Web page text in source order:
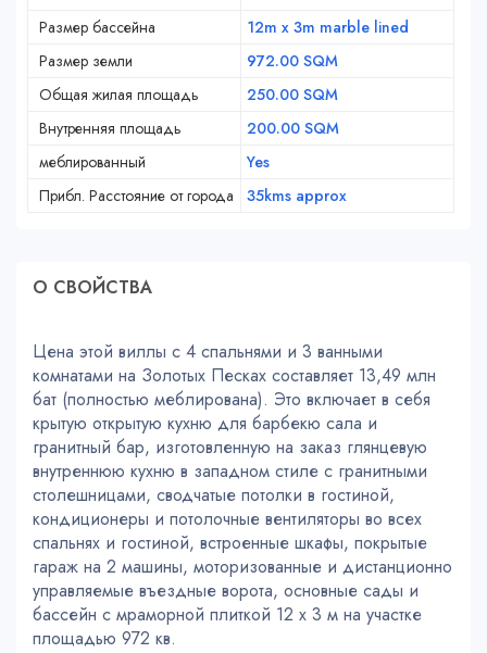
Размер бассейна
12m x 3m marble lined
Размер земли
972.00 SQM
Общая жилая площадь
250.00 SQM
Внутренняя площадь
200.00 SQM
меблированный
Yes
Прибл. Расстояние от города
35kms approx
О СВОЙСТВA
Цена этой виллы с 4 спальнями и 3 ванными
комнатами на Золотых Песках составляет 13,49 млн
бат (полностью меблирована). Это включает в себя
крытую открытую кухню для барбекю сала и
гранитный бар, изготовленную на заказ глянцевую
внутреннюю кухню в западном стиле с гранитными
столешницами, сводчатые потолки в гостиной,
кондиционеры и потолочные вентиляторы во всех
спальнях и гостиной, встроенные шкафы, покрытые
гараж на 2 машины, моторизованные и дистанционно
управляемые въездные ворота, основные сады и
бассейн с мраморной плиткой 12 х 3 м на участке
площадью 972 кв.